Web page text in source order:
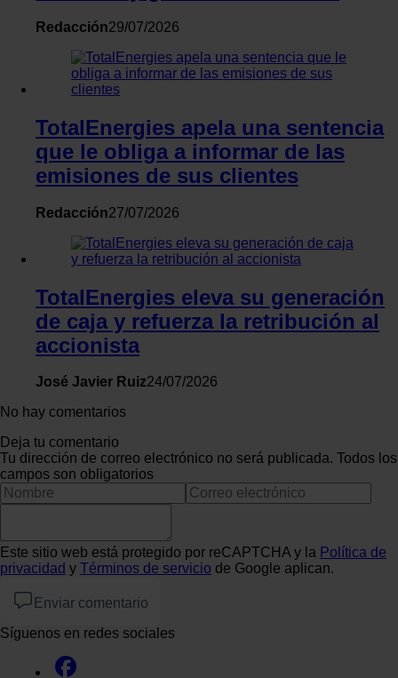
Redacción29/07/2026
TotalEnergies apela una sentencia
que le obliga a informar de las
emisiones de sus clientes
Redacción27/07/2026
TotalEnergies eleva su generación
de caja y refuerza la retribución al
accionista
José Javier Ruiz24/07/2026
No hay comentarios
Deja tu comentario
Tu dirección de correo electrónico no será publicada. Todos los
campos son obligatorios
Este sitio web está protegido por reCAPTCHA y la Política de
privacidad y Términos de servicio de Google aplican.
Enviar comentario
Síguenos en redes sociales